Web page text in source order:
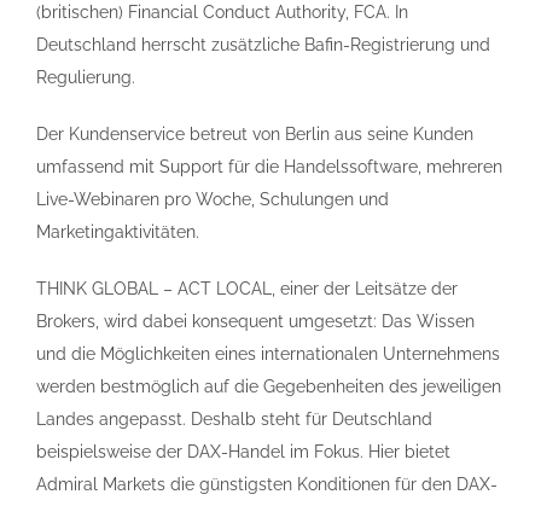
(britischen) Financial Conduct Authority, FCA. In
Deutschland herrscht zusätzliche Bafin-Registrierung und
Regulierung.
Der Kundenservice betreut von Berlin aus seine Kunden
umfassend mit Support für die Handelssoftware, mehreren
Live-Webinaren pro Woche, Schulungen und
Marketingaktivitäten.
THINK GLOBAL – ACT LOCAL, einer der Leitsätze der
Brokers, wird dabei konsequent umgesetzt: Das Wissen
und die Möglichkeiten eines internationalen Unternehmens
werden bestmöglich auf die Gegebenheiten des jeweiligen
Landes angepasst. Deshalb steht für Deutschland
beispielsweise der DAX-Handel im Fokus. Hier bietet
Admiral Markets die günstigsten Konditionen für den DAX-